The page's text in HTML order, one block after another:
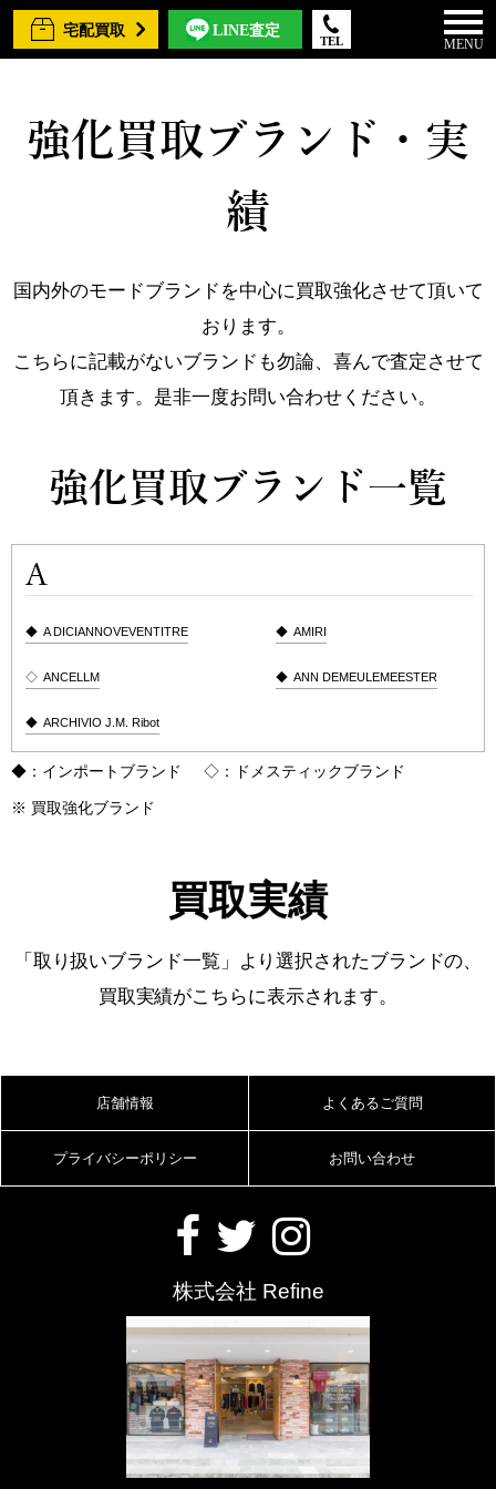
宅配買取 LINE査定
TEL MENU
強化買取ブランド・実
績
国内外のモードブランドを中心に買取強化させて頂いて
おります。
こちらに記載がないブランドも勿論、喜んで査定させて
頂きます。是非一度お問い合わせください。
強化買取ブランド一覧
A DICIANNOVEVENTITRE AMIRI
ANCELLM ANN DEMEULEMEESTER
ARCHIVIO J.M. Ribot
BOTTEGA VENETA
CHROME HEARTS
DRIES VAN NOTEN
ELENA DAWSON
：インポートブランド ：ドメスティックブランド
買取強化ブランド
買取実績
「取り扱いブランド一覧」より選択されたブランドの、
買取実績がこちらに表示されます。
店舗情報 よくあるご質問
プライバシーポリシー お問い合わせ
株式会社 Refine